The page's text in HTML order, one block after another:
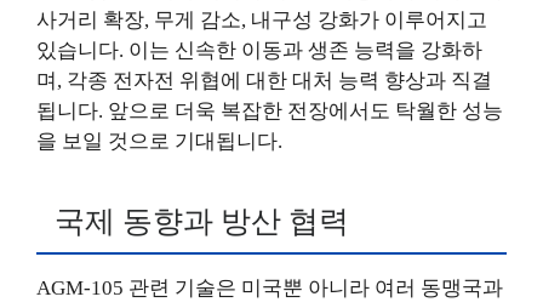
사거리 확장, 무게 감소, 내구성 강화가 이루어지고
있습니다. 이는 신속한 이동과 생존 능력을 강화하
며, 각종 전자전 위협에 대한 대처 능력 향상과 직결
됩니다. 앞으로 더욱 복잡한 전장에서도 탁월한 성능
을 보일 것으로 기대됩니다.
국제 동향과 방산 협력
AGM-105 관련 기술은 미국뿐 아니라 여러 동맹국과